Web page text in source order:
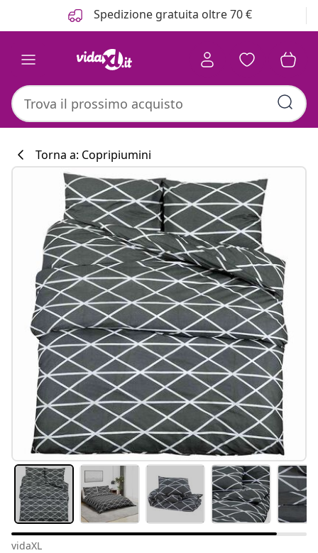
Spedizione gratuita oltre 70 €
Torna a: Copripiumini
vidaXL